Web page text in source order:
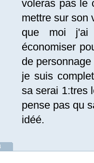
voleras pas le
mettre sur son
que moi j'ai
économiser
de
je suis
sa serai 1:tres
pense pas qu
idéé.